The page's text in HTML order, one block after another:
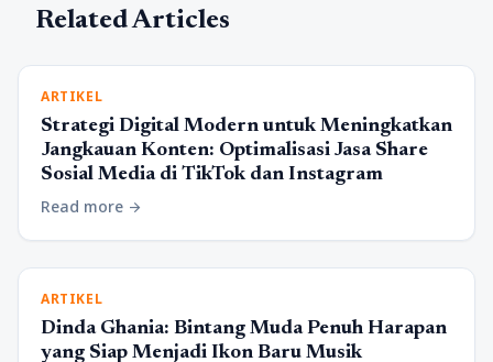
Related Articles
ARTIKEL
Strategi Digital Modern untuk Meningkatkan
Jangkauan Konten: Optimalisasi Jasa Share
Sosial Media di TikTok dan Instagram
Read more arrow_forward
ARTIKEL
Dinda Ghania: Bintang Muda Penuh Harapan
yang Siap Menjadi Ikon Baru Musik